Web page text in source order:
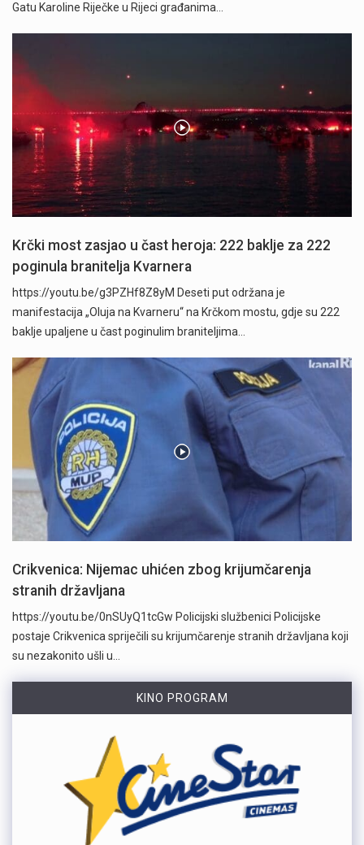
Gatu Karoline Riječke u Rijeci građanima…
Krčki most zasjao u čast heroja: 222 baklje za 222
poginula branitelja Kvarnera
https://youtu.be/g3PZHf8Z8yM Deseti put održana je
manifestacija „Oluja na Kvarneru“ na Krčkom mostu, gdje su 222
baklje upaljene u čast poginulim braniteljima…
Crikvenica: Nijemac uhićen zbog krijumčarenja
stranih državljana
https://youtu.be/0nSUyQ1tcGw Policijski službenici Policijske
postaje Crikvenica spriječili su krijumčarenje stranih državljana koji
su nezakonito ušli u…
KINO PROGRAM